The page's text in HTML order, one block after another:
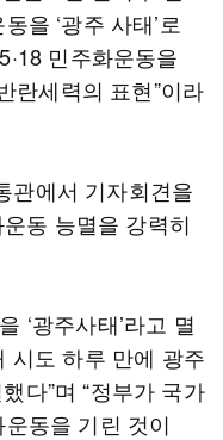
을 ‘광주 사태’로
민주화운동을
란세력의 표현”이라
관에서 기자회견을
동 능멸을 강력히
‘광주사태’라고 멸
시도 하루 만에 광주
다”며 “정부가 국가
동을 기린 것이